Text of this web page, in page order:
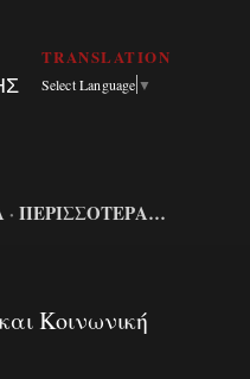
Select Language ▼
ΠΕΡΙΣΣΌΤΕΡΑ…
Κοινωνική